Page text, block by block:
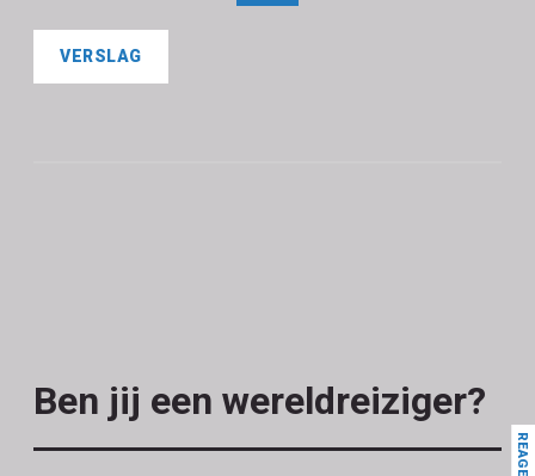
VERSLAG
Ben jij een wereldreiziger?
REAGEER